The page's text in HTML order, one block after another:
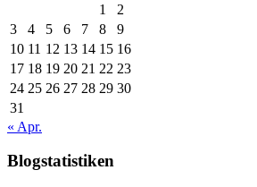
1
2
3
4 5 6 7 8
9
10 11 12 13 14 15 16
17 18 19 20 21 22 23
24 25 26 27 28 29 30
31
« Apr.
Blogstatistiken